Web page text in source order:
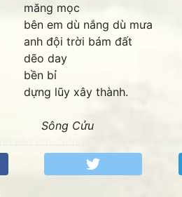
măng mọc
bên em dù nắng dù mưa
anh đội trời bám đất
dẽo day
bền bỉ
dựng lũy xây thành.
Sông Cửu